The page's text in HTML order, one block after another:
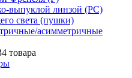
выпуклой линзой (PC)
света (пушки)
асимметричные
товара